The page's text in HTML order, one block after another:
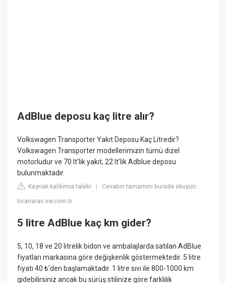
AdBlue deposu kaç litre alır?
Volkswagen Transporter Yakıt Deposu Kaç Litredir?
Volkswagen Transporter modellerimizin tümü dizel
motorludur ve 70 lt'lik yakıt, 22 lt'lik Adblue deposu
bulunmaktadır.
Kaynak kaldırma talebi |Cevabın tamamını burada okuyun:
ticariarac.vw.com.tr
5 litre AdBlue kaç km gider?
5, 10, 18 ve 20 litrelik bidon ve ambalajlarda satılan AdBlue
fiyatları markasına göre değişkenlik göstermektedir. 5 litre
fiyatı 40 ₺'den başlamaktadır. 1 litre sıvı ile 800-1000 km
gidebilirsiniz ancak bu sürüş stilinize göre farklılık